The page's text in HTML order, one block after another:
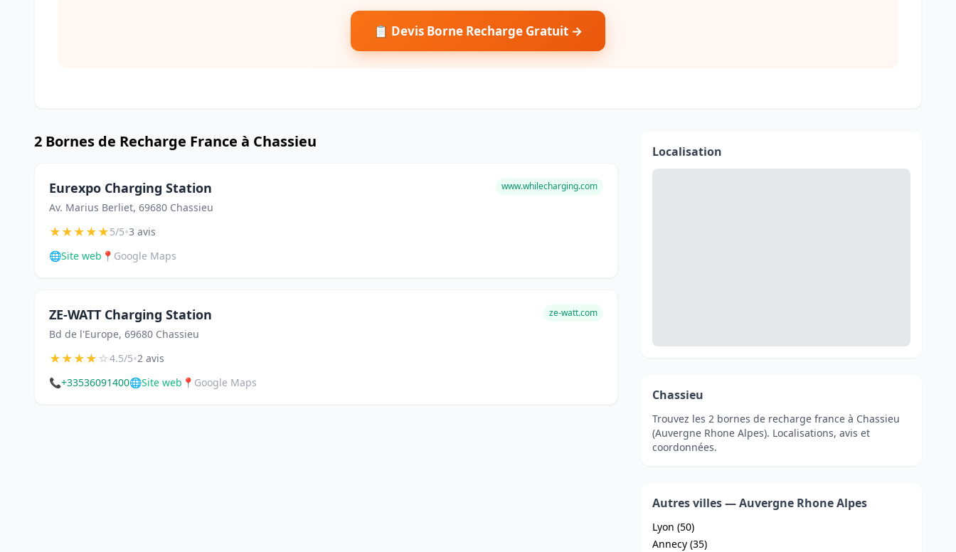
📋 Devis Borne Recharge Gratuit →
2 Bornes de Recharge France à Chassieu
Eurexpo Charging Station
Av. Marius Berliet, 69680 Chassieu
www.whilecharging.com
★★★★★5/5•3 avis
🌐Site web 📍 Google Maps
ZE-WATT Charging Station
Bd de l'Europe, 69680 Chassieu
ze-watt.com
★★★★☆4.5/5•2 avis
📞+33536091400🌐Site web 📍 Google Maps
Localisation
Chassieu
Trouvez les 2 bornes de recharge france à Chassieu
(Auvergne Rhone Alpes). Localisations, avis et
coordonnées.
Autres villes — Auvergne Rhone Alpes
Lyon (50)
Annecy (35)